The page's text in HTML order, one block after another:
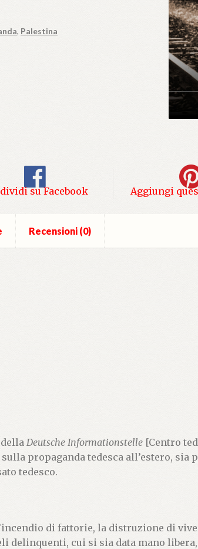
, Palestina
su Facebook Aggiungi
Recensioni (0)
Deutsche Informationstelle [Centro
propaganda tedesca all’estero,
tedesco.
di fattorie, la distruzione di
delinquenti, cui si sia data mano